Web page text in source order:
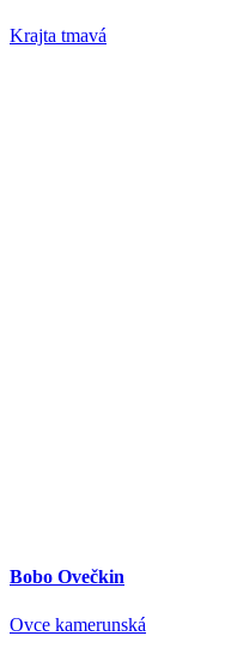
Krajta tmavá
Bobo Ovečkin
Ovce kamerunská